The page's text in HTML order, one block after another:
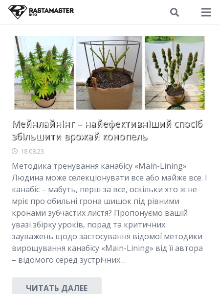
Мейнлайнінг – найефективніший спосіб
збільшити врожай конопель
18.08.23
Методика тренування канабісу «Main-Lining»
Людина може селекціонувати все або майже все. І
канабіс – мабуть, перш за все, оскільки хто ж не
мріє про обильні грона шишок під рівними
кронами зубчастих листя? Пропонуємо вашій
увазі збірку уроків, порад та критичних
зауважень щодо застосування відомої методики
вирощування канабісу «Main-Lining» від її автора
– відомого серед зустрічних…
ЧИТАТЬ ДАЛЕЕ